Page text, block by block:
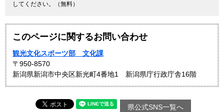
してください。（無料）
このページに関するお問い合わせ
観光文化スポーツ部 文化課
〒950-8570
新潟県新潟市中央区新光町4番地1 新潟県庁行政庁舎16階
県公式SNS一覧へ